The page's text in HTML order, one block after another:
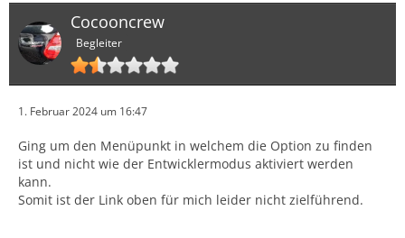
Cocooncrew
Begleiter
1. Februar 2024 um 16:47
Ging um den Menüpunkt in welchem die Option zu finden
ist und nicht wie der Entwicklermodus aktiviert werden
kann.
Somit ist der Link oben für mich leider nicht zielführend.